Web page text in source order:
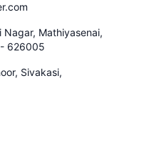
Mathiyasenai,
626005
Sivakasi,